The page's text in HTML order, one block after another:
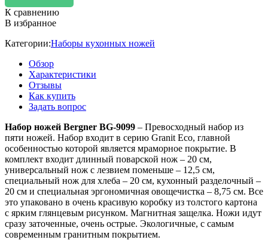
К сравнению
В избранное
Категории:Наборы кухонных ножей
Обзор
Характеристики
Отзывы
Как купить
Задать вопрос
Набор ножей Bergner BG-9099 – Превосходный набор из
пяти ножей. Набор входит в серию Granit Eco, главной
особенностью которой является мраморное покрытие. В
комплект входит длинный поварской нож – 20 см,
универсальный нож с лезвием поменьше – 12,5 см,
специальный нож для хлеба – 20 см, кухонный разделочный –
20 см и специальная эргономичная овощечистка – 8,75 см. Все
это упаковано в очень красивую коробку из толстого картона
с ярким глянцевым рисунком. Магнитная защелка. Ножи идут
сразу заточенные, очень острые. Экологичные, с самым
современным гранитным покрытием.